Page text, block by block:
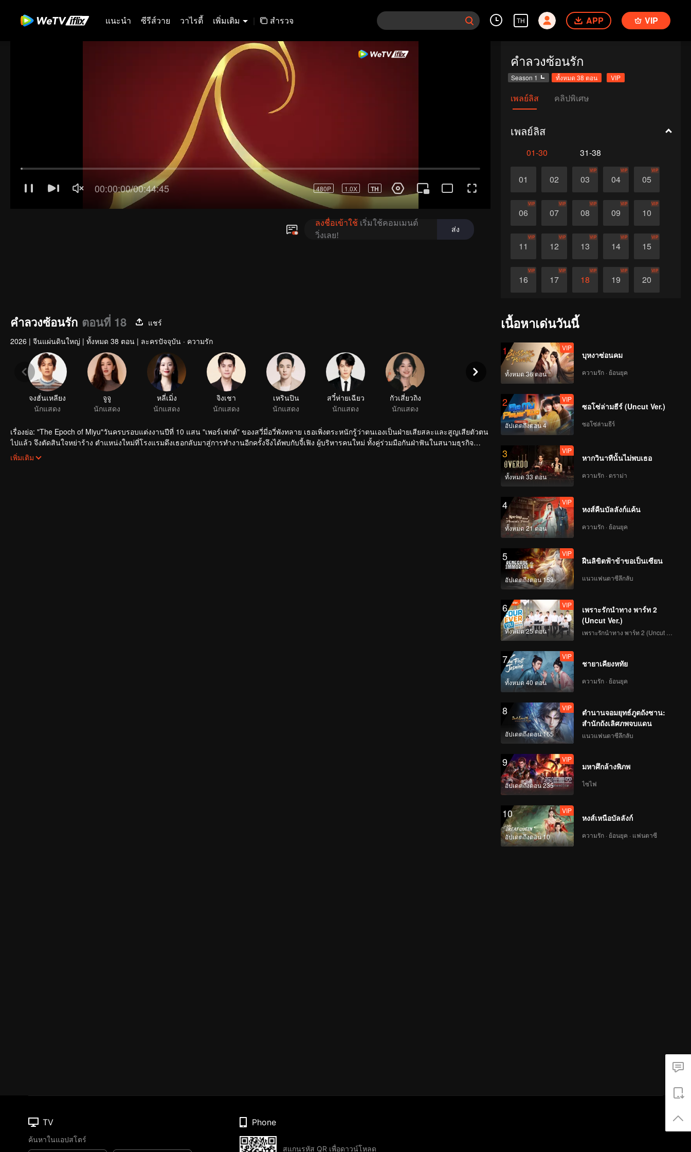
แนะนำ ซีรีส์วาย วาไรตี้ เพิ่มเติม | สำรวจ TH APP VIP
คำลวงซ้อนรัก
Season 1 ทั้งหมด 38 ตอน VIP
เพลย์ลิส คลิปพิเศษ
เพลย์ลิส
01-30 31-38
01 02 03
VIP
04
VIP
05
VIP
06
VIP
07
VIP
08
VIP
09
VIP
10
VIP
11
VIP
12
VIP
13
VIP
14
VIP
15
VIP
16
VIP
17
VIP
18
VIP
19
VIP
20
VIP
26 27
คำลวงซ้อนรัก ตอนที่ 18
แชร์
2026 | จีนแผ่นดินใหญ่ | ทั้งหมด 38 ตอน | ละครปัจจุบัน · ความรัก
เรื่องย่อ: "The Epoch of Miyu"วันครบรอบแต่งงานปีที่ 10 แสน "เพอร์เฟกต์" ของสวี่มี่อวี่พังทลาย เธอเพิ่งตระหนักรู้ว่าตนเองเป็นฝ่ายเสียสละและสูญเสียตัวตน
ไปแล้ว จึงตัดสินใจหย่าร้าง ตำแหน่งใหม่ที่โรงแรมดึงเธอกลับมาสู่การทำงานอีกครั้งจึงได้พบกับจี้เฟิง ผู้บริหารคนใหม่ ทั้งคู่ร่วมมือกันฝ่าฟันในสนามธุรกิจ
ความรักบังเกิด การงานรุ่งเรือง
เพิ่มเติม
เนื้อหาเด่นวันนี้
1
ทั้งหมด 36 ตอน
VIP
บุหงาซ่อนคม
ความรัก · ย้อนยุค
2
อัปเดตถึงตอน 4
VIP
ซอโซ่ล่ามธีร์ (Uncut Ver.)
ซอโซ่ล่ามธีร์
3
ทั้งหมด 33 ตอน
VIP
หากวินาทีนั้นไม่พบเธอ
ความรัก · ดราม่า
4
ทั้งหมด 21 ตอน
VIP
หงส์คืนบัลลังก์แค้น
ความรัก · ย้อนยุค
5
อัปเดตถึงตอน 153
VIP
ฝืนลิขิตฟ้าข้าขอเป็นเซียน
แนวแฟนตาซีลึกลับ
6
ทั้งหมด 25 ตอน
VIP
เพราะรักนำทาง พาร์ท 2
(Uncut Ver.)
7
ทั้งหมด 40 ตอน
VIP
ชายาเคียงหทัย
ความรัก · ย้อนยุค
8
อัปเดตถึงตอน 165
VIP
ตำนานจอมยุทธ์ภูตถังซาน:
สำนักถังเลิศภพจบแดน
แนวแฟนตาซีลึกลับ
9
อัปเดตถึงตอน 235
VIP
มหาศึกล้างพิภพ
ไซไฟ
10
อัปเดตถึงตอน 10
VIP
หงส์เหนือบัลลังก์
ความรัก · ย้อนยุค · แฟนตาซี
TV
ค้นหาในแอปสโตร์
Phone
สแกนรหัส QR เพื่อดาวน์โหลด